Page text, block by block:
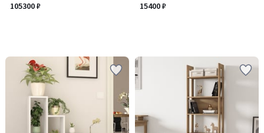
105300 ₽
15400 ₽